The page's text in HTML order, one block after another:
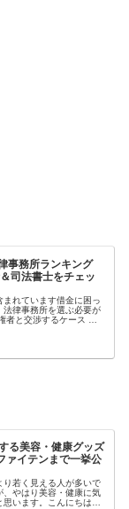
事務所ランキング
司法書士をチェッ
れています借金に困っ
法律事務所を選ぶ必要が
者と交渉するケース 自
る美容・健康グッズ
ァイテンまで一挙公
り若く見える人が多いで
、やはり美容・健康に気
います。こんにちは！